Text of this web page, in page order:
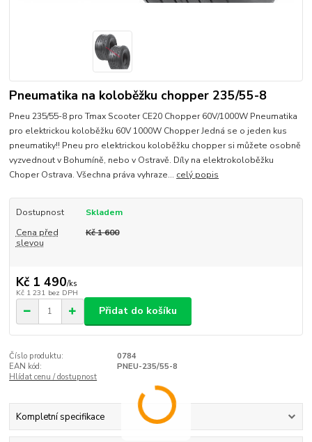
Pneumatika na koloběžku chopper 235/55-8
Pneu 235/55-8 pro Tmax Scooter CE20 Chopper 60V/1000W Pneumatika
pro elektrickou koloběžku 60V 1000W Chopper Jedná se o jeden kus
pneumatiky!! Pneu pro elektrickou koloběžku chopper si můžete osobně
vyzvednout v Bohumíně, nebo v Ostravě. Díly na elektrokoloběžku
Choper Ostrava. Všechna práva vyhraze... celý popis
Dostupnost
Skladem
Cena před
slevou
Kč 1 600
Kč 1 490/ks
Kč 1 231 bez DPH
Přidat do košíku
Číslo produktu:
0784
EAN kód:
PNEU-235/55-8
Hlídat cenu / dostupnost
Kompletní specifikace